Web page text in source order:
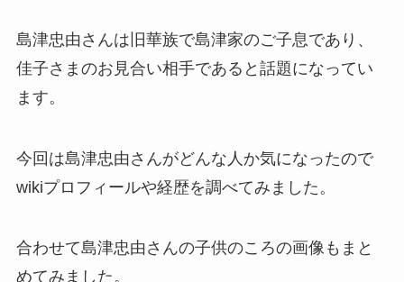
島津忠由さんは旧華族で島津家のご子息であり、
佳子さまのお見合い相手であると話題になってい
ます。
今回は島津忠由さんがどんな人か気になったので
wikiプロフィールや経歴を調べてみました。
合わせて島津忠由さんの子供のころの画像もまと
めてみました。